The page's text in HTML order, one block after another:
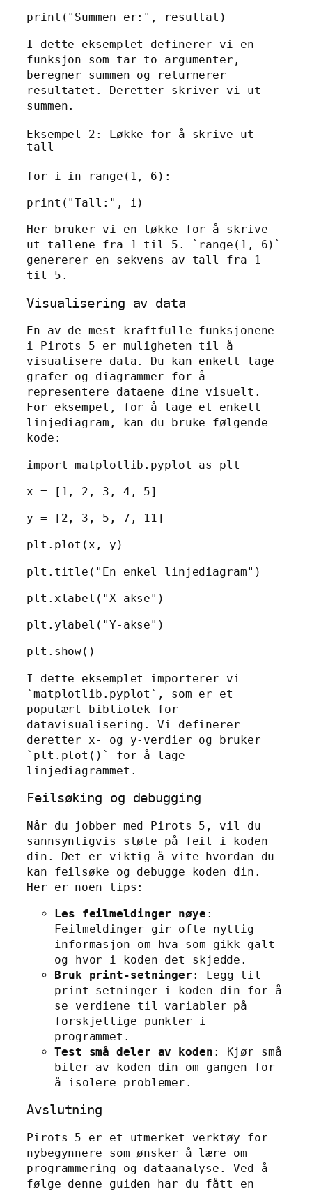
print("Summen er:", resultat)
I dette eksemplet definerer vi en
funksjon som tar to argumenter,
beregner summen og returnerer
resultatet. Deretter skriver vi ut
summen.
Eksempel 2: Løkke for å skrive ut
tall
for i in range(1, 6):
print("Tall:", i)
Her bruker vi en løkke for å skrive
ut tallene fra 1 til 5. `range(1, 6)`
genererer en sekvens av tall fra 1
til 5.
Visualisering av data
En av de mest kraftfulle funksjonene
i Pirots 5 er muligheten til å
visualisere data. Du kan enkelt lage
grafer og diagrammer for å
representere dataene dine visuelt.
For eksempel, for å lage et enkelt
linjediagram, kan du bruke følgende
kode:
import matplotlib.pyplot as plt
x = [1, 2, 3, 4, 5]
y = [2, 3, 5, 7, 11]
plt.plot(x, y)
plt.title("En enkel linjediagram")
plt.xlabel("X-akse")
plt.ylabel("Y-akse")
plt.show()
I dette eksemplet importerer vi
`matplotlib.pyplot`, som er et
populært bibliotek for
datavisualisering. Vi definerer
deretter x- og y-verdier og bruker
`plt.plot()` for å lage
linjediagrammet.
Feilsøking og debugging
Når du jobber med Pirots 5, vil du
sannsynligvis støte på feil i koden
din. Det er viktig å vite hvordan du
kan feilsøke og debugge koden din.
Her er noen tips:
Les feilmeldinger nøye :
Feilmeldinger gir ofte nyttig
informasjon om hva som gikk galt
og hvor i koden det skjedde.
Bruk print-setninger : Legg til
print-setninger i koden din for å
se verdiene til variabler på
forskjellige punkter i
programmet.
Test små deler av koden : Kjør små
biter av koden din om gangen for
å isolere problemer.
Avslutning
Pirots 5 er et utmerket verktøy for
nybegynnere som ønsker å lære om
programmering og dataanalyse. Ved å
følge denne guiden har du fått en